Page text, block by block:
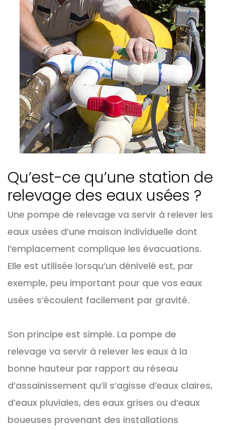
Qu’est-ce qu’une station de
relevage des eaux usées ?
Une pompe de relevage va servir à relever les
eaux usées d’une maison individuelle dont
l’emplacement complique les évacuations.
Elle est utilisée lorsqu’un dénivelé est, par
exemple, peu important pour que vos eaux
usées s’écoulent facilement par gravité.
Son principe est simple. La pompe de
relevage va servir à relever les eaux à la
bonne hauteur par rapport au réseau
d’assainissement qu’il s’agisse d’eaux claires,
d’eaux pluviales, des eaux grises ou d’eaux
boueuses provenant des installations